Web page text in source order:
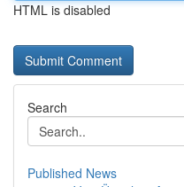
HTML is disabled
Search
Published News